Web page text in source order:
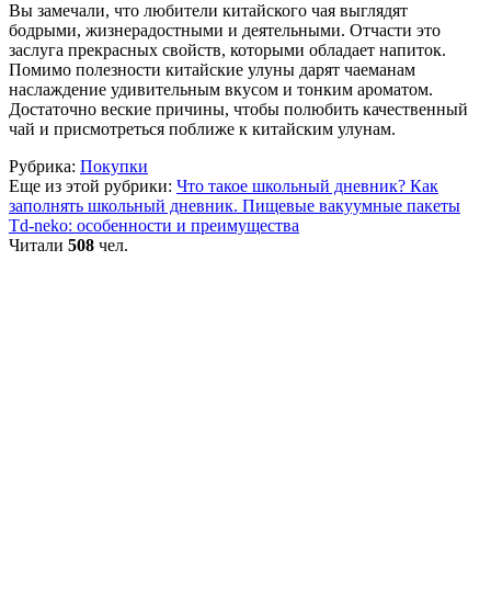
Вы замечали, что любители китайского чая выглядят
бодрыми, жизнерадостными и деятельными. Отчасти это
заслуга прекрасных свойств, которыми обладает напиток.
Помимо полезности китайские улуны дарят чаеманам
наслаждение удивительным вкусом и тонким ароматом.
Достаточно веские причины, чтобы полюбить качественный
чай и присмотреться поближе к китайским улунам.
Рубрика: Покупки
Еще из этой рубрики: Что такое школьный дневник? Как
заполнять школьный дневник. Пищевые вакуумные пакеты
Td-neko: особенности и преимущества
Читали 508 чел.